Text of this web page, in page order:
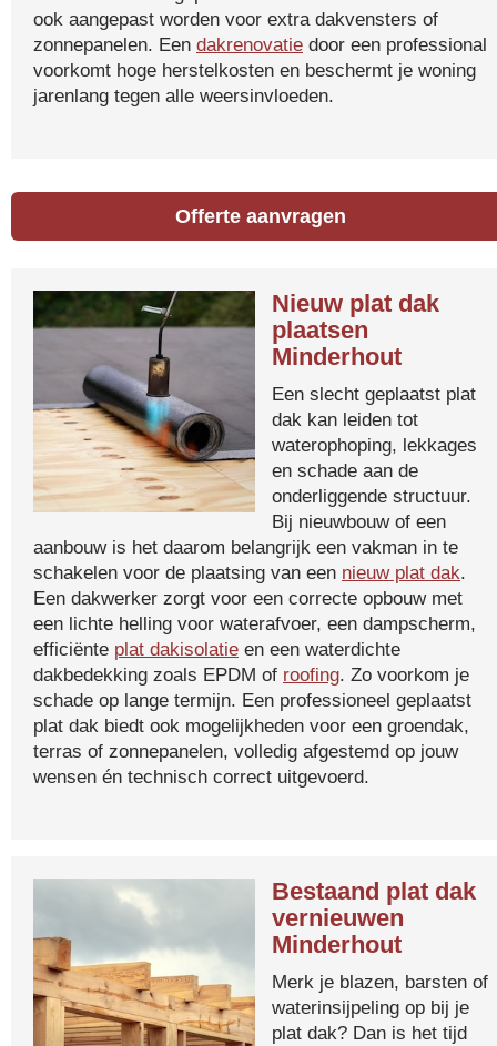
ook aangepast worden voor extra dakvensters of
zonnepanelen. Een dakrenovatie door een professional
voorkomt hoge herstelkosten en beschermt je woning
jarenlang tegen alle weersinvloeden.
Offerte aanvragen
Nieuw plat dak
plaatsen
Minderhout
Een slecht geplaatst plat
dak kan leiden tot
waterophoping, lekkages
en schade aan de
onderliggende structuur.
Bij nieuwbouw of een
aanbouw is het daarom belangrijk een vakman in te
schakelen voor de plaatsing van een nieuw plat dak.
Een dakwerker zorgt voor een correcte opbouw met
een lichte helling voor waterafvoer, een dampscherm,
efficiënte plat dakisolatie en een waterdichte
dakbedekking zoals EPDM of roofing. Zo voorkom je
schade op lange termijn. Een professioneel geplaatst
plat dak biedt ook mogelijkheden voor een groendak,
terras of zonnepanelen, volledig afgestemd op jouw
wensen én technisch correct uitgevoerd.
Bestaand plat dak
vernieuwen
Minderhout
Merk je blazen, barsten of
waterinsijpeling op bij je
plat dak? Dan is het tijd